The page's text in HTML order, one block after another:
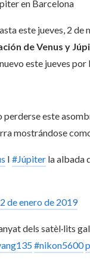
en Barcelona
este jueves, 2
de Venus y
este jueves
perderse este
mostrándose
I #Júpiter la albada
2 de enero de 2019
dels satèl·lits
#nikon5600